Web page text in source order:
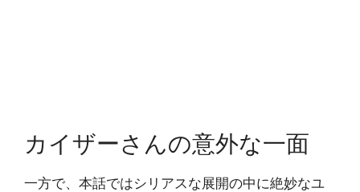
カイザーさんの意外な一面
一方で、本話ではシリアスな展開の中に絶妙なユ